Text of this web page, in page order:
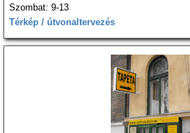
Szombat: 9-13
Térkép / útvonaltervezés